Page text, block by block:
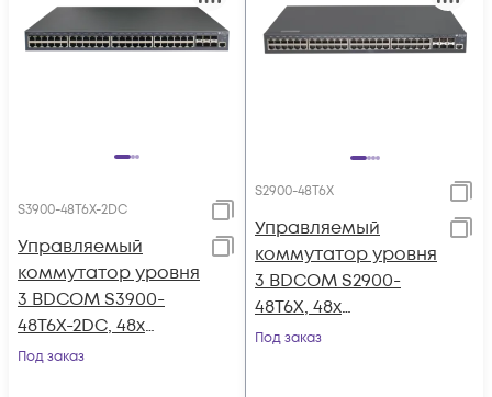
S3900-48T6X-2DC
Управляемый
коммутатор уровня
3 BDCOM S3900-
48T6X-2DC, 48x
10/100/1000Base-T,
Под заказ
S2900-48T6X
Управляемый
коммутатор уровня
3 BDCOM S2900-
48T6X, 48x
10/100/1000Base-T, 6x
Под заказ